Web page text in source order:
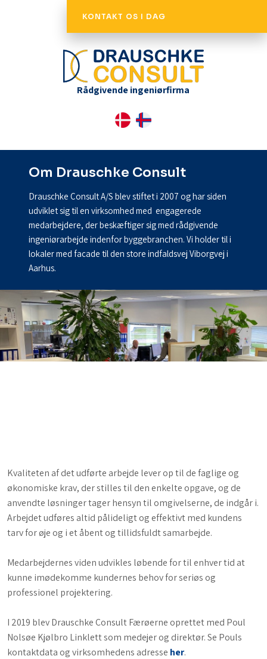
KONTAKT OS I DAG
​Rådgivende ingeniørfirma
Om Drauschke Consult
Drauschke Consult A/S blev stiftet i 2007 og har siden
udviklet sig til en virksomhed med engagerede
medarbejdere, der beskæftiger sig med rådgivende
ingeniørarbejde indenfor byggebranchen. Vi holder til i
lokaler med facade til den store indfaldsvej Viborgvej i
Aarhus.
Kvaliteten af det udførte arbejde lever op til de faglige og
økonomiske krav, der stilles til den enkelte opgave, og de
anvendte løsninger tager hensyn til omgivelserne, de indgår i.
Arbejdet udføres altid pålideligt og effektivt med kundens
tarv for øje og i et åbent og tillidsfuldt samarbejde.
Medarbejdernes viden udvikles løbende for til enhver tid at
kunne imødekomme kundernes behov for seriøs og
professionel projektering.
I 2019 blev Drauschke Consult Færøerne oprettet med Poul
Nolsøe Kjølbro Linklett som medejer og direktør. Se Pouls
kontaktdata og virksomhedens adresse her.